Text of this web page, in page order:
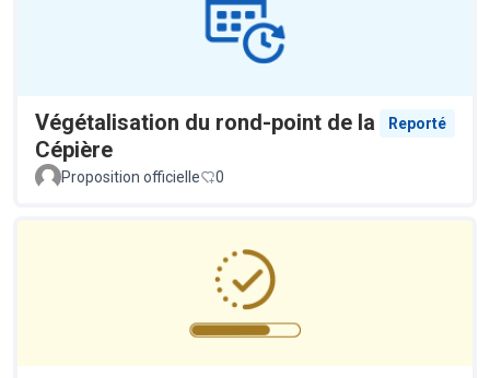
Végétalisation du rond-point de la
Cépière
Reporté
Proposition officielle 0